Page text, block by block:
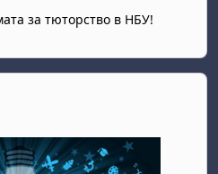
за тюторство в НБУ!